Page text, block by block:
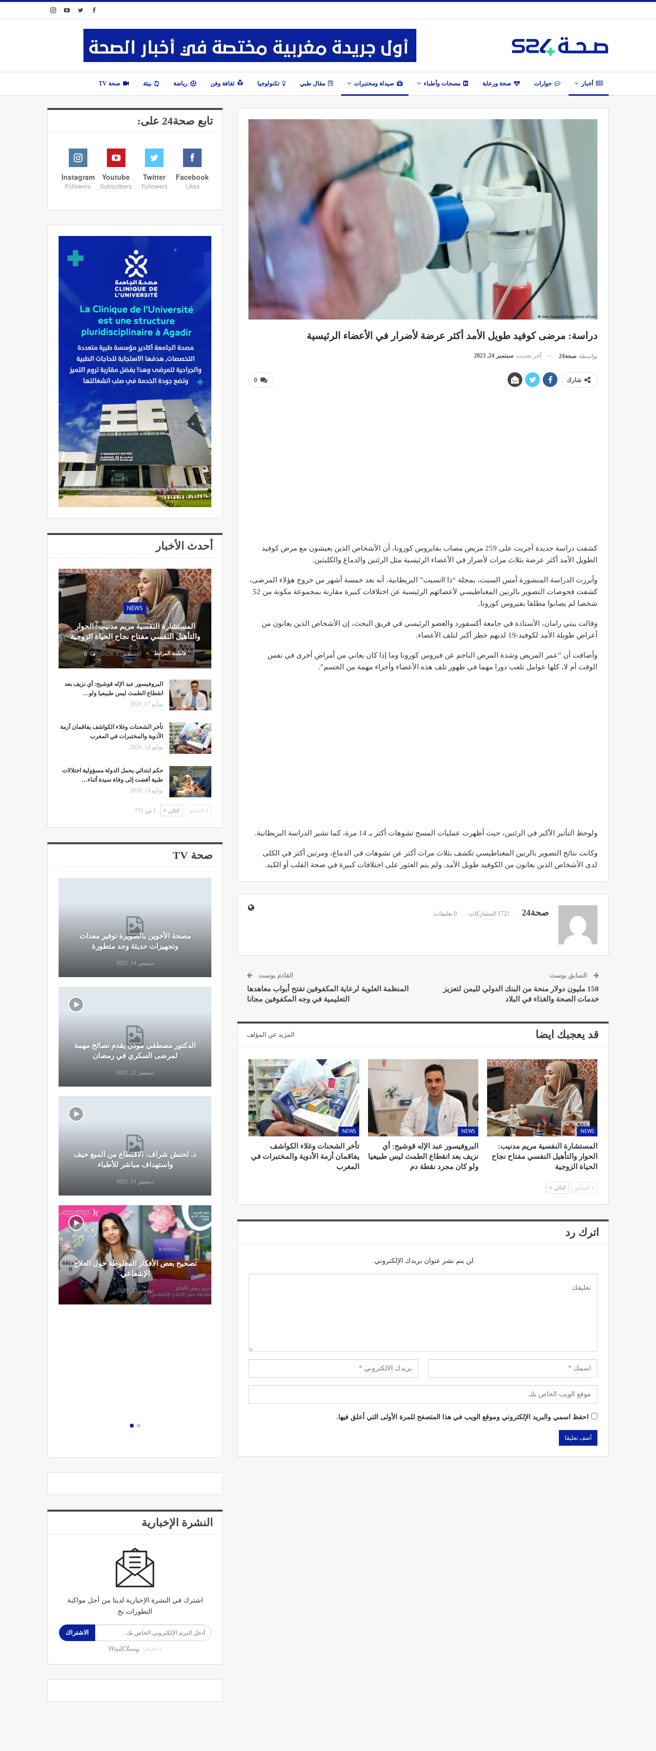
أخبار حوارات صحة ورعاية مصحات وأطباء صيدلة ومختبرات مقال طبي تكنولوجيا ثقافة وفن رياضة بيئة صحة TV
دراسة: مرضى كوفيد طويل الأمد أكثر عرضة لأضرار في الأعضاء الرئيسية
بواسطة صحة24 آخر تحديث سبتمبر 24, 2023
0 شارك
كشفت دراسة جديدة أجريت على 259 مريض مصاب بفايروس كورونا، أن الأشخاص الذين يعيشون مع مرض كوفيد
الطويل الأمد أكثر عرضة بثلاث مرات لأضرار في الأعضاء الرئيسية مثل الرئتين والدماغ والكليتين.
وأبرزت الدراسة المنشورة أمس السبت، بمجلة “ذا اانسيت” البريطانية، أنه بعد خمسة أشهر من خروج هؤلاء المرضى،
كشفت فحوصات التصوير بالرنين المغناطيسي لأعضائهم الرئيسية عن اختلافات كبيرة مقارنة بمجموعة مكونة من 52
شخصا لم يصابوا مطلقا بفيروس كورونا.
وقالت بيتي رامان، الأستاذة في جامعة أكسفورد والعضو الرئيسي في فريق البحث، إن الأشخاص الذين يعانون من
أعراض طويلة الأمد لكوفيد-19 لديهم خطر أكبر لتلف الأعضاء.
وأضافت أن ”عمر المريض وشدة المرض الناجم عن فيروس كورونا وما إذا كان يعاني من أمراض أخرى في نفس
الوقت أم لا، كلها عوامل تلعب دورا مهما في ظهور تلف هذه الأعضاء وأجزاء مهمة من الجسم”.
ولوحظ التأثير الأكبر في الرئتين، حيث أظهرت عمليات المسح تشوهات أكثر بـ 14 مرة، كما تشير الدراسة البريطانية.
وكانت نتائج التصوير بالرنين المغناطيسي تكشف بثلاث مرات أكثر عن تشوهات في الدماغ، ومرتين أكثر في الكلى
لدى الأشخاص الذين يعانون من الكوفيد طويل الأمد. ولم يتم العثور على اختلافات كبيرة في صحة القلب أو الكبد.
صحة24 1721 المشاركات 0 تعليقات
السابق بوست
150 مليون دولار منحة من البنك الدولي لليمن لتعزيز
خدمات الصحة والغذاء في البلاد
القادم بوست
المنظمة العلوية لرعاية المكفوفين تفتح أبواب معاهدها
التعليمية في وجه المكفوفين مجانا
قد يعجبك ايضا المزيد عن المؤلف
NEWS
المستشارة النفسية مريم مدنيب:
الحوار والتأهيل النفسي مفتاح نجاح
الحياة الزوجية
NEWS
البروفيسور عبد الإله قوشيح: أي
نزيف بعد انقطاع الطمث ليس طبيعيا
ولو كان مجرد نقطة دم
NEWS
تأخر الشحنات وغلاء الكواشف
يفاقمان أزمة الأدوية والمختبرات في
المغرب
السابق التالي
اترك رد
لن يتم نشر عنوان بريدك الإلكتروني.
احفظ اسمي والبريد الإلكتروني وموقع الويب في هذا المتصفح للمرة الأولى التي أعلق فيها.
تابع صحة24 على:
Facebook
Likes
Twitter
Followers
Youtube
Subscribers
Instagram
Followers
أحدث الأخبار
NEWS
المستشارة النفسية مريم مدنيب: الحوار
والتأهيل النفسي مفتاح نجاح الحياة الزوجية
فاطمة المرابط أغسطس 1, 2026 0
البروفيسور عبد الإله قوشيح: أي نزيف بعد
انقطاع الطمث ليس طبيعيا ولو…
يوليو 17, 2026
تأخر الشحنات وغلاء الكواشف يفاقمان أزمة
الأدوية والمختبرات في المغرب
يوليو 14, 2026
حكم ابتدائي يحمل الدولة مسؤولية اختلالات
طبية أفضت إلى وفاة سيدة أثناء…
يوليو 14, 2026
السابق التالي 1 من 771
صحة TV
د. لحنش شراف: الاقتطاع من المبع حيف
واستهداف مباشر للأطباء
تصحيح بعض الأفكار المغلوطة حول العلاج
الإشعاعي
النظام الغذائي والصحة: دور التغذية في
شعور القلق
مصحة الجامعة بأكادير.. منشأة طبيـة بمعايير
مصحة الأخوين بالصويرة توفير معدات
وتجهيزات حديثة وجد متطورة
ديسمبر 14, 2022
الدكتور مصطفى مودن يقدم نصائح مهمة
لمرضى السكري في رمضان
ديسمبر 12, 2022
د. لحنش شراف: الاقتطاع من المبع حيف
واستهداف مباشر للأطباء
ديسمبر 11, 2022
تصحيح بعض الأفكار المغلوطة حول العلاج
الإشعاعي
نوفمبر 17, 2022
النشرة الإخبارية
اشترك في النشرة الإخبارية لدينا من أجل مواكبة
التطورات.نخ
الاشتراك
بدعم من